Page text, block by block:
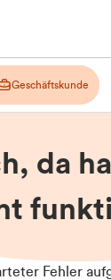
Geschäftskunde
da
Fehler